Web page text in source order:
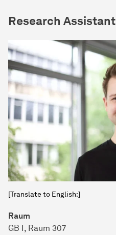
Research Assistant
[Translate to English:]
Raum
GB I, Raum 307